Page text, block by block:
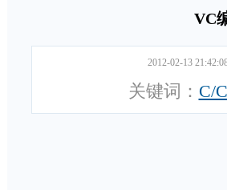
VC
2012-02-13
关键词： C/